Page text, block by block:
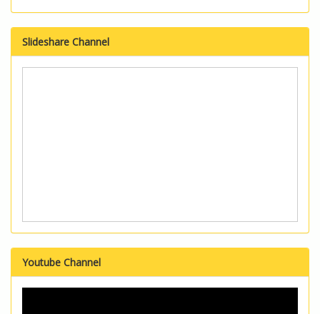
Slideshare Channel
Youtube Channel